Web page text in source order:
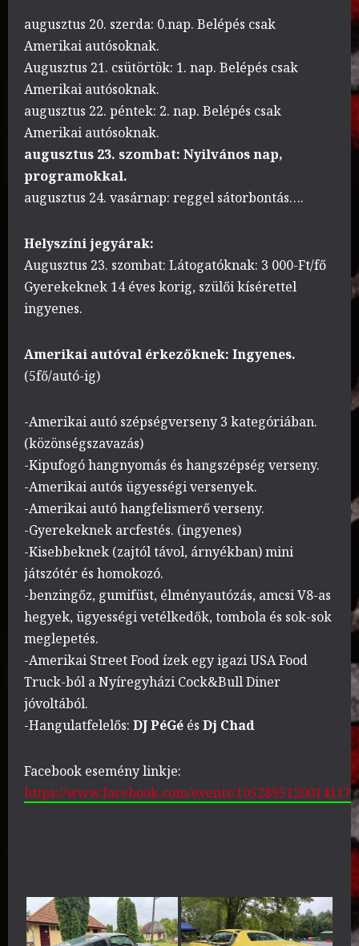
augusztus 20. szerda: 0.nap. Belépés csak
Amerikai autósoknak.
Augusztus 21. csütörtök: 1. nap. Belépés csak
Amerikai autósoknak.
augusztus 22. péntek: 2. nap. Belépés csak
Amerikai autósoknak.
augusztus 23. szombat: Nyilvános nap,
programokkal.
augusztus 24. vasárnap: reggel sátorbontás….
Helyszíni jegyárak:
Augusztus 23. szombat: Látogatóknak: 3 000-Ft/fő
Gyerekeknek 14 éves korig, szülői kísérettel
ingyenes.
Amerikai autóval érkezőknek: Ingyenes.
(5fő/autó-ig)
-Amerikai autó szépségverseny 3 kategóriában.
(közönségszavazás)
-Kipufogó hangnyomás és hangszépség verseny.
-Amerikai autós ügyességi versenyek.
-Amerikai autó hangfelismerő verseny.
-Gyerekeknek arcfestés. (ingyenes)
-Kisebbeknek (zajtól távol, árnyékban) mini
játszótér és homokozó.
-benzingőz, gumifüst, élményautózás, amcsi V8-as
hegyek, ügyességi vetélkedők, tombola és sok-sok
meglepetés.
-Amerikai Street Food ízek egy igazi USA Food
Truck-ból a Nyíregyházi Cock&Bull Diner
jóvoltából.
-Hangulatfelelős: DJ PéGé és Dj Chad
Facebook esemény linkje:
https://www.facebook.com/events/1052895120014117